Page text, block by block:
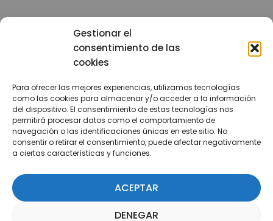
Gestionar el
consentimiento de las
cookies
Para ofrecer las mejores experiencias, utilizamos tecnologías
como las cookies para almacenar y/o acceder a la información
del dispositivo. El consentimiento de estas tecnologías nos
permitirá procesar datos como el comportamiento de
navegación o las identificaciones únicas en este sitio. No
consentir o retirar el consentimiento, puede afectar negativamente
a ciertas características y funciones.
ACEPTAR
DENEGAR